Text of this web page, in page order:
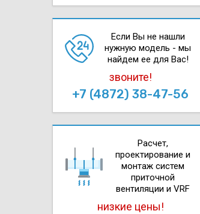
Если Вы не нашли
нужную модель - мы
найдем ее для Вас!
звоните!
+7 (4872) 38-47-56
Расчет,
проектирова­ние и
монтаж систем
приточной
вентиляции и VRF
низкие цены!